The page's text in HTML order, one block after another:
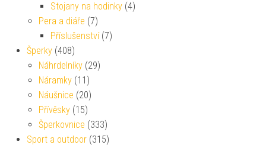
Stojany na hodinky (4)
Pera a diáře (7)
Příslušenství (7)
Šperky (408)
Náhrdelníky (29)
Náramky (11)
Náušnice (20)
Přívěsky (15)
Šperkovnice (333)
Sport a outdoor (315)